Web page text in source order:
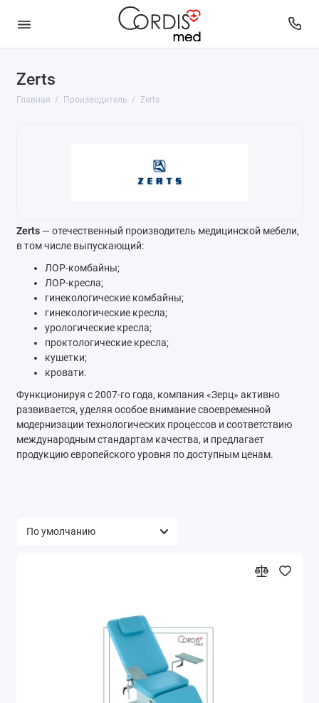
Zerts
Главная Производитель Zerts
Zerts— отечественный производитель медицинской мебели,
в том числе выпускающий:
ЛОР-комбайны;
ЛОР-кресла;
гинекологические комбайны;
гинекологические кресла;
урологические кресла;
проктологические кресла;
кушетки;
кровати.
Функционируя с 2007-го года, компания «Зерц» активно
развивается, уделяя особое внимание своевременной
модернизации технологических процессов и соответствию
международным стандартам качества, и предлагает
продукцию европейского уровня по доступным ценам.